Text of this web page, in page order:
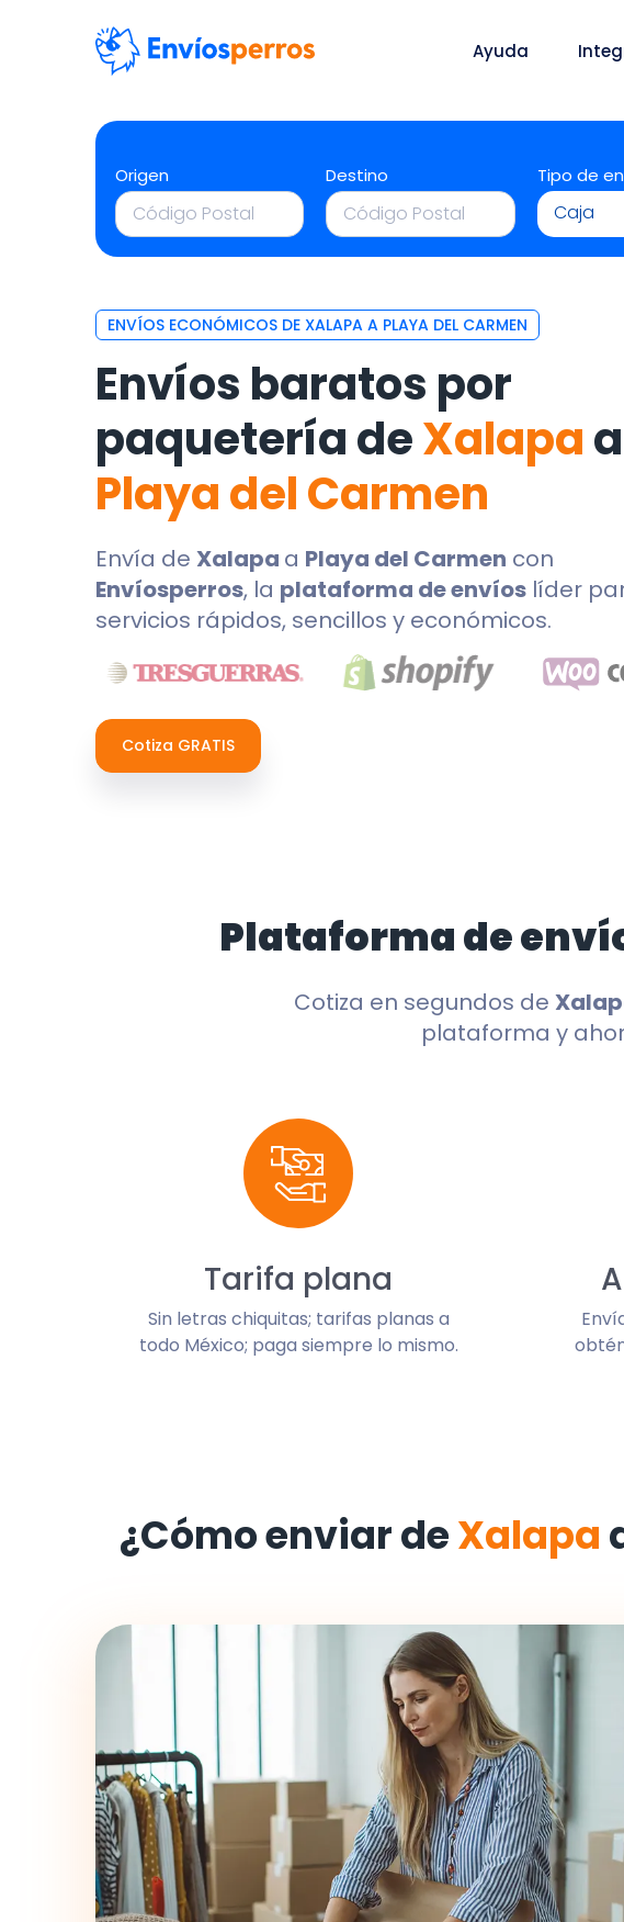
Ayuda
Origen Destino Tipo de
Caja
ENVÍOS ECONÓMICOS DE XALAPA A PLAYA DEL CARMEN
Envíos baratos por
paquetería deXalapaa
Playa del Carmen
Envía de Xalapa a Playa del Carmen con
Envíosperros, la plataforma de envíos líder
servicios rápidos, sencillos y económicos.
Cotiza GRATIS
Plataforma de
Cotiza en segundos de
plataforma y
Tarifa plana
Sin letras chiquitas; tarifas planas a
todo México; paga siempre lo mismo.
¿Cómo enviar deXalapa